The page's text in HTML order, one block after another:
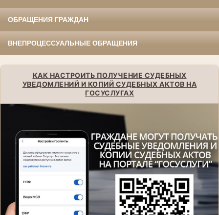
ОБРАЩЕНИЯ ГРАЖДАН
ВНЕПРОЦЕССУАЛЬНЫЕ ОБРАЩЕНИЯ
КАК НАСТРОИТЬ ПОЛУЧЕНИЕ СУДЕБНЫХ
УВЕДОМЛЕНИЙ И КОПИЙ СУДЕБНЫХ АКТОВ НА
ГОСУСЛУГАХ